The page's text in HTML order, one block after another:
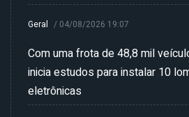
Geral / 04/08/2026 19:07
Com uma frota de 48,8 mil
inicia estudos para instalar 10
eletrônicas